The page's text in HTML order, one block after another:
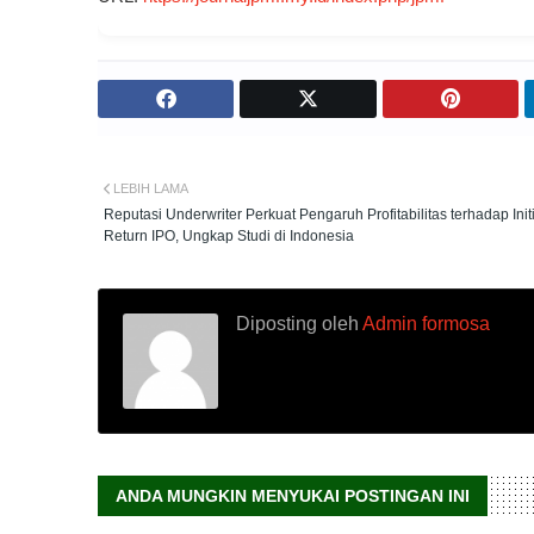
LEBIH LAMA
Reputasi Underwriter Perkuat Pengaruh Profitabilitas terhadap
Return IPO, Ungkap Studi di Indonesia
Diposting oleh Admin formosa
ANDA MUNGKIN MENYUKAI POSTINGAN INI